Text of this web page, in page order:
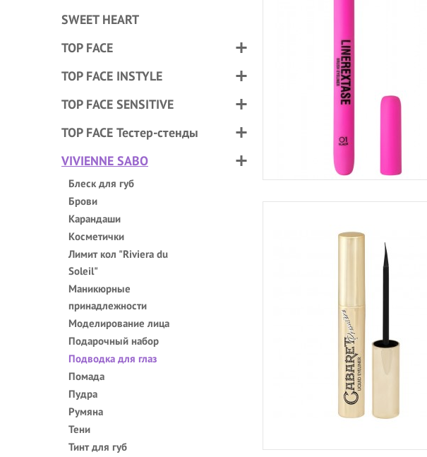
SWEET HEART
TOP FACE
TOP FACE INSTYLE
TOP FACE SENSITIVE
TOP FACE Тестер-стенды
VIVIENNE SABO
Блеск для губ
Брови
Карандаши
Косметички
Лимит кол "Riviera du
Soleil"
Маникюрные
принадлежности
Моделирование лица
Подарочный набор
Подводка для глаз
Помада
Пудра
Румяна
Тени
Тинт для губ